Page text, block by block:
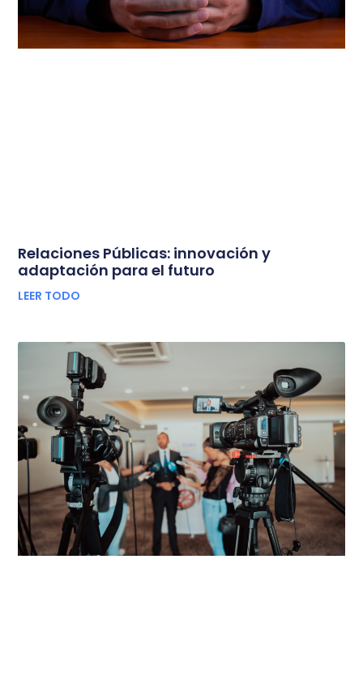
Relaciones Públicas: innovación y
adaptación para el futuro
LEER TODO